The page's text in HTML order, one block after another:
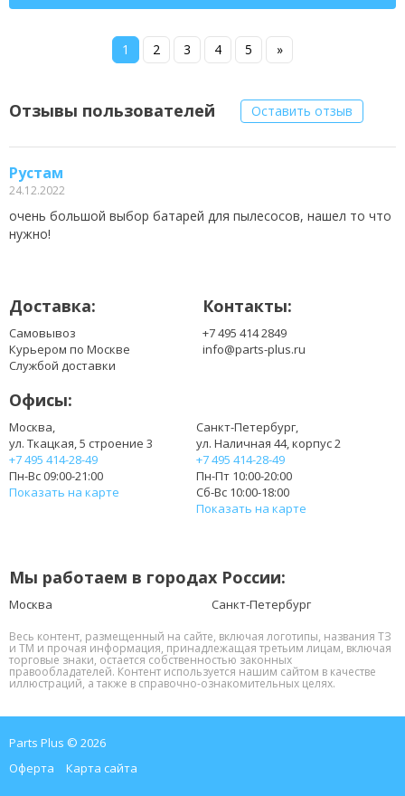
1 2 3 4 5 »
Отзывы пользователей Оставить отзыв
Рустам
24.12.2022
очень большой выбор батарей для пылесосов, нашел то что
нужно!
Доставка:
Самовывоз
Курьером по Москве
Службой доставки
Контакты:
+7 495 414 2849
info@parts-plus.ru
Офисы:
Москва,
ул. Ткацкая, 5 строение 3
+7 495 414-28-49
Пн-Вс 09:00-21:00
Показать на карте
Санкт-Петербург,
ул. Наличная 44, корпус 2
+7 495 414-28-49
Пн-Пт 10:00-20:00
Сб-Вс 10:00-18:00
Показать на карте
Мы работаем в городах России:
Москва Санкт-Петербург
Весь контент, размещенный на сайте, включая логотипы, названия ТЗ
и ТМ и прочая информация, принадлежащая третьим лицам, включая
торговые знаки, остается собственностью законных
правообладателей. Контент используется нашим сайтом в качестве
иллюстраций, а также в справочно-ознакомительных целях.
Parts Plus © 2026
Оферта
Карта сайта